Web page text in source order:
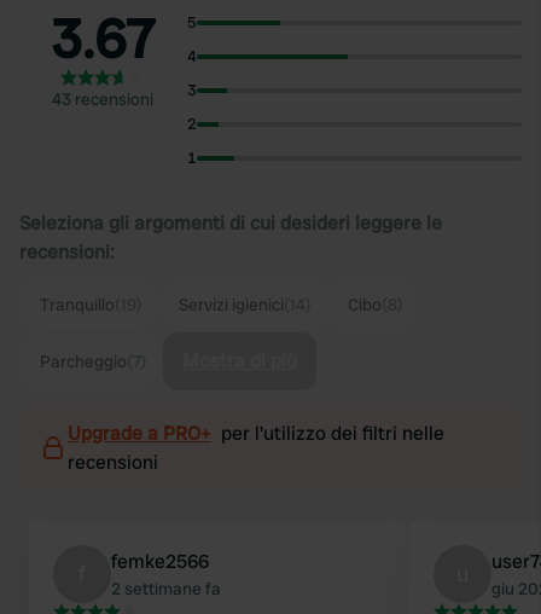
3.67
43 recensioni
5
4
3
2
1
Seleziona gli argomenti di cui desideri leggere le
recensioni:
Tranquillo Servizi igienici Cibo
Parcheggio
Upgrade a PRO+ per l'utilizzo dei filtri nelle
recensioni
femke2566
2 settimane fa giu